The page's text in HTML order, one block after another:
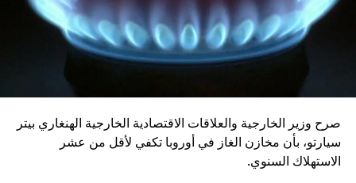
صرح وزير الخارجية والعلاقات الاقتصادية الخارجية الهنغاري بيتر
سيارتو، بأن مخازن الغاز في أوروبا تكفي لأقل من عشر
الاستهلاك السنوي.